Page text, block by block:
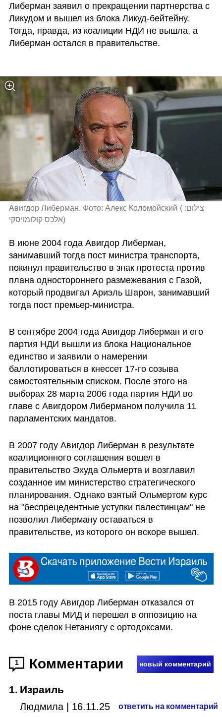
Либерман заявил о прекращении партнерства с
Ликудом и вышел из блока Ликуд-бейтейну.
Тогда, правда, из коалиции НДИ не вышла, а
Либерман остался в правительстве.
Авигдор Либерман. Фото: Алекс Коломойский (
אלכס קולומויסקי)
В июне 2004 года Авигдор Либерман,
занимавший тогда пост министра транспорта,
покинул правительство в знак протеста против
плана одностороннего размежевания с Газой,
который продвигал Ариэль Шарон, занимавший
тогда пост премьер-министра.
В сентябре 2004 года Авигдор Либерман и его
партия НДИ вышли из блока Национальное
единство и заявили о намерении
баллотироваться в кнессет 17-го созыва
самостоятельным списком. После этого на
выборах 28 марта 2006 года партия НДИ во
главе с Авигдором Либерманом получила 11
парламентских мандатов.
В 2007 году Авигдор Либерман в результате
коалиционного соглашения вошел в
правительство Эхуда Ольмерта и возглавил
созданное им министерство стратегического
планирования. Однако взятый Ольмертом курс
на "беспрецедентные уступки палестинцам" не
позволил Либерману оставаться в
правительстве, из которого он вскоре вышел.
В 2015 году Авигдор Либерман отказался от
поста главы МИД и перешел в оппозицию на
фоне сделок Нетаниягу с ортодоксами.
1 Комментарии новый комментарий
1. Израиль
Людмила 16.11.25 ответить на комментарий